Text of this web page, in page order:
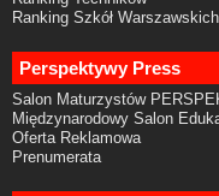
Ranking Szkół Warszawskich
Perspektywy Press
Salon Maturzystów
Międzynarodowy Salon
Oferta Reklamowa
Prenumerata